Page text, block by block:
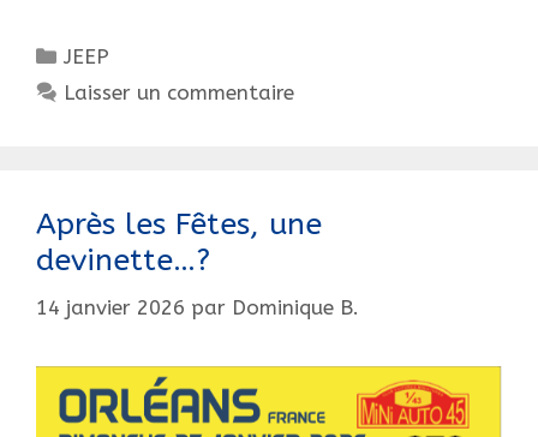
par
Catégories
JEEP
Laisser un commentaire
Après les Fêtes, une
devinette…?
14 janvier 2026 par Dominique B.